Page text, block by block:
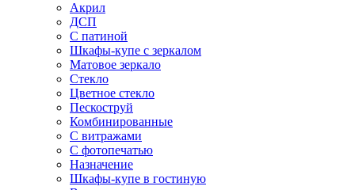
Акрил
ДСП
С патиной
Шкафы-купе с зеркалом
Матовое зеркало
Стекло
Цветное стекло
Пескоструй
Комбинированные
С витражами
С фотопечатью
Назначение
Шкафы-купе в гостиную